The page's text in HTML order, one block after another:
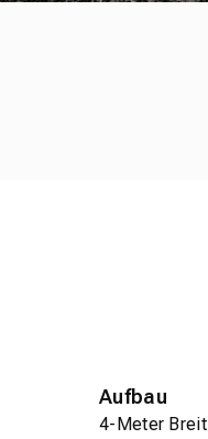
Aufbau
4-Meter